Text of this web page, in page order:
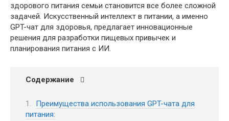
здорового питания семьи становится все более сложной
задачей. Искусственный интеллект в питании, а именно
GPT-чат для здоровья, предлагает инновационные
решения для разработки пищевых привычек и
планирования питания с ИИ.
Содержание
Преимущества использования GPT-чата для
питания: